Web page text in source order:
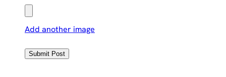
Add another image